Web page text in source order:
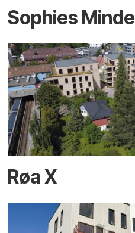
Sophies Minde
Røa X